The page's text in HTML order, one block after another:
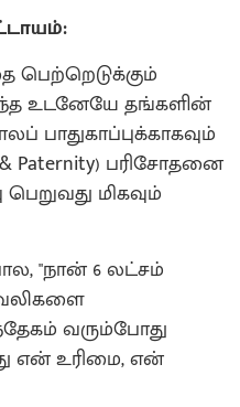
பெற்றெடுக்கும்
உடனேயே தங்களின்
பாதுகாப்புக்காகவும்
Paternity) பரிசோதனை
மிகவும்
"நான் 6 லட்சம்
வரும்போது
என் உரிமை, என்